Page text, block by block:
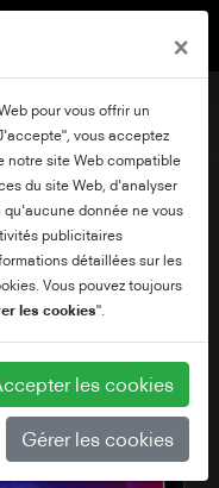
×
pour vous offrir un
vous acceptez
notre site Web compatible
du site Web, d'analyser
donnée ne vous
publicitaires
détaillées sur les
Vous pouvez toujours
les cookies".
les cookies
Gérer les cookies